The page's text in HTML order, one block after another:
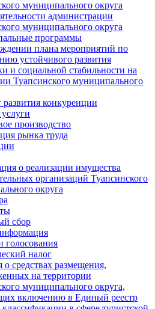
муниципального округа
администрации
муниципального округа
программы
плана мероприятий по
устойчивого развития
и социальной стабильности на
Туапсинского муниципального
развития конкуренции
производство
рынка труда
о реализации имущества
организаций Туапсинского
округа
сбор
голосования
налог
о средствах размещения,
на территории
муниципального округа,
включению в Единый реестр